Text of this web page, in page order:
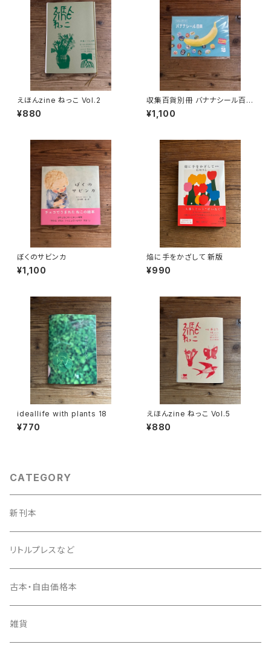
えほんzine ねっこ Vol.2
¥880
収集百貨別冊 バナナシール百貨
vol.2
¥1,100
ぼくのサビンカ
¥1,100
焔に手をかざして 新版
¥990
ideallife with plants 18
¥770
えほんzine ねっこ Vol.5
¥880
CATEGORY
新刊本
リトルプレスなど
古本・自由価格本
雑貨